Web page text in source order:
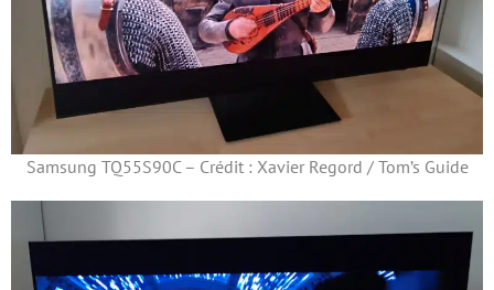
Samsung TQ55S90C – Crédit : Xavier Regord / Tom’s Guide